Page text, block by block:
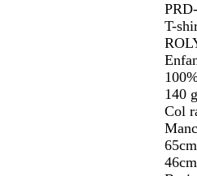
T-
140
Col
65cm
46cm